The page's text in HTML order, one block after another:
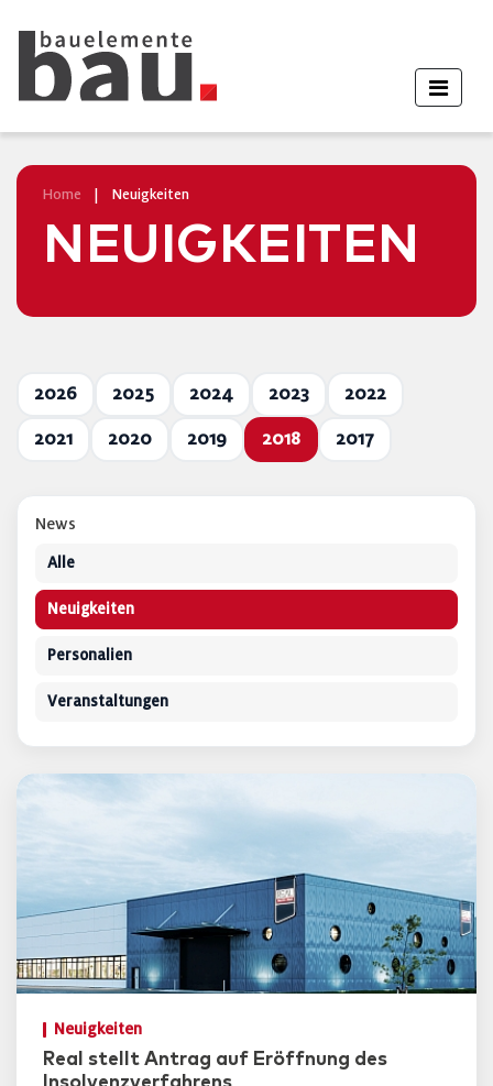
Home Neuigkeiten
NEUIGKEITEN
2026 2025 2024 2023 2022
2021 2020 2019 2018 2017
Neuigkeiten
Real stellt Antrag auf Eröffnung des
News
Alle
Neuigkeiten
Personalien
Veranstaltungen